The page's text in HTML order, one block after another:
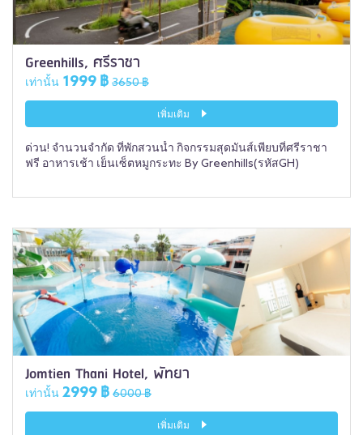
Greenhills, ศรีราชา
เท่านั้น 1999 ฿ 3650 ฿
เพิ่มเติม
ด่วน! จำนวนจำกัด ที่พักสวนน้ำ กิจกรรมสุดมันส์เพียบที่ศรีราชา
ฟรี อาหารเช้า เย็นเซ็ตหมูกระทะ By Greenhills(รหัสGH)
Jomtien Thani Hotel, พัทยา
เท่านั้น 2999 ฿ 6000 ฿
เพิ่มเติม